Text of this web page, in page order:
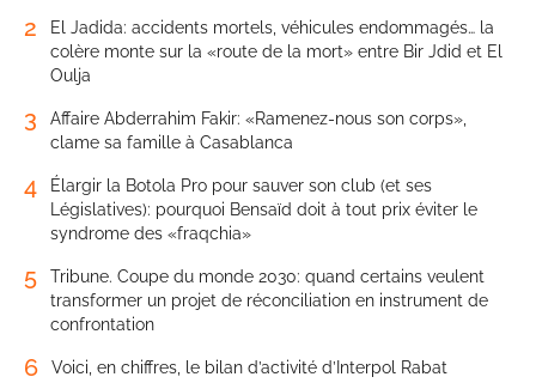
2
El Jadida: accidents mortels, véhicules endommagés… la
colère monte sur la «route de la mort» entre Bir Jdid et El
Oulja
3
Affaire Abderrahim Fakir: «Ramenez-nous son corps»,
clame sa famille à Casablanca
4
Élargir la Botola Pro pour sauver son club (et ses
Législatives): pourquoi Bensaïd doit à tout prix éviter le
syndrome des «fraqchia»
5
Tribune. Coupe du monde 2030: quand certains veulent
transformer un projet de réconciliation en instrument de
confrontation
6 Voici, en chiffres, le bilan d’activité d’Interpol Rabat